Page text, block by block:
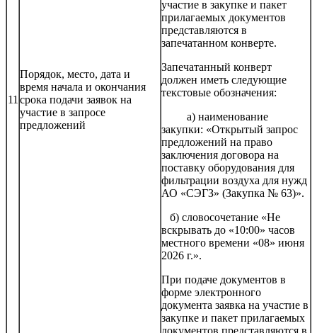
11
Порядок, место, дата и
время начала и окончания
срока подачи заявок на
участие в запросе
предложений
участие в закупке и пакет
прилагаемых документов
представляются в
запечатанном конверте.
Запечатанный конверт
должен иметь следующие
текстовые обозначения:
а) наименование
закупки: «Открытый запрос
предложений на право
заключения договора на
поставку оборудования для
фильтрации воздуха для нужд
АО «СЭГЗ» (Закупка № 63)».
б) словосочетание «Не
вскрывать до «10:00» часов
местного времени «08» июня
2026 г.».
При подаче документов в
форме электронного
документа заявка на участие в
закупке и пакет прилагаемых